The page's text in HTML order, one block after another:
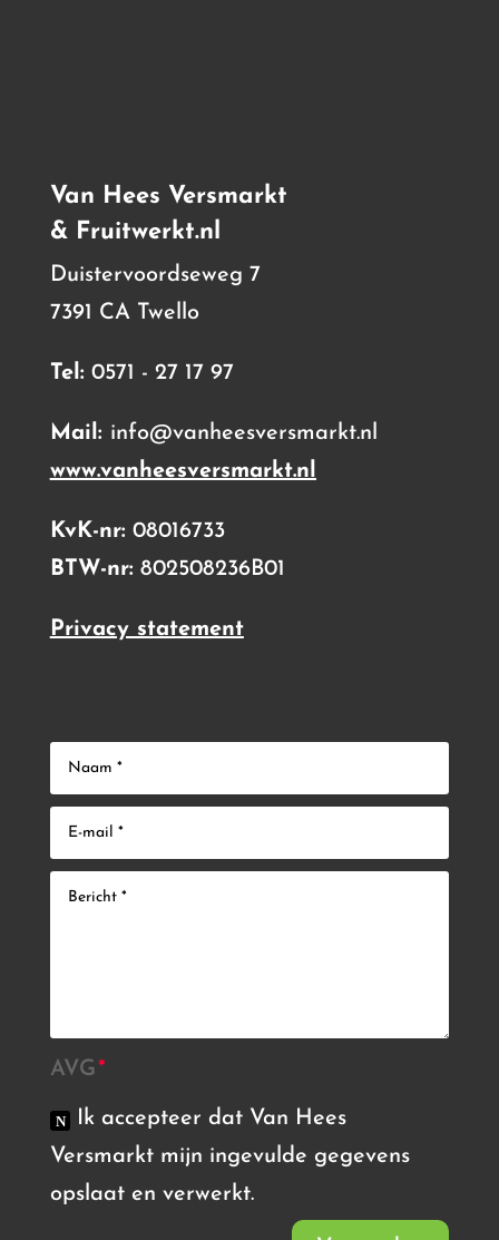
Van Hees Versmarkt
& Fruitwerkt.nl
Duistervoordseweg 7
7391 CA Twello
Tel: 0571 - 27 17 97
Mail: info@vanheesversmarkt.nl
www.vanheesversmarkt.nl
KvK-nr: 08016733
BTW-nr: 802508236B01
Privacy statement
AVG
Ik accepteer dat Van Hees
Versmarkt mijn ingevulde gegevens
opslaat en verwerkt.